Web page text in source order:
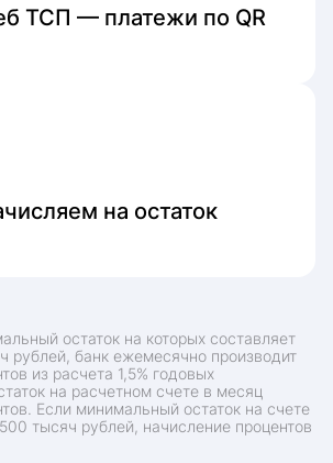
ТСП — платежи по QR
на остаток
остаток на которых составляет
рублей, банк ежемесячно производит
из расчета 1,5% годовых
на расчетном счете в месяц
Если минимальный остаток на счете
тысяч рублей, начисление процентов